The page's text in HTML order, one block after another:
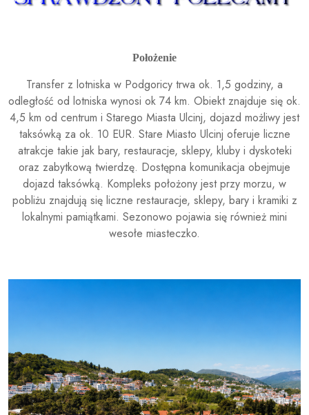
Położenie
Transfer z lotniska w Podgoricy trwa ok. 1,5 godziny, a
odległość od lotniska wynosi ok 74 km. Obiekt znajduje się ok.
4,5 km od centrum i Starego Miasta Ulcinj, dojazd możliwy jest
taksówką za ok. 10 EUR. Stare Miasto Ulcinj oferuje liczne
atrakcje takie jak bary, restauracje, sklepy, kluby i dyskoteki
oraz zabytkową twierdzę. Dostępna komunikacja obejmuje
dojazd taksówką. Kompleks położony jest przy morzu, w
pobliżu znajdują się liczne restauracje, sklepy, bary i kramiki z
lokalnymi pamiątkami. Sezonowo pojawia się również mini
wesołe miasteczko.